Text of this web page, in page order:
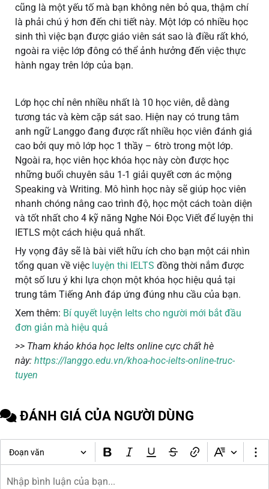
cũng là một yếu tố mà bạn không nên bỏ qua, thậm chí
là phải chú ý hơn đến chi tiết này. Một lớp có nhiều học
sinh thì việc bạn được giáo viên sát sao là điều rất khó,
ngoài ra việc lớp đông có thể ảnh hưởng đến việc thực
hành ngay trên lớp của bạn.
Lớp học chỉ nên nhiều nhất là 10 học viên, dễ dàng
tương tác và kèm cặp sát sao. Hiện nay có trung tâm
anh ngữ Langgo đang được rất nhiều học viên đánh giá
cao bởi quy mô lớp học 1 thầy – 6trò trong một lớp.
Ngoài ra, học viên học khóa học này còn được học
những buổi chuyên sâu 1-1 giải quyết cơn ác mộng
Speaking và Writing. Mô hình học này sẽ giúp học viên
nhanh chóng nâng cao trình độ, học một cách toàn diện
và tốt nhất cho 4 kỹ năng Nghe Nói Đọc Viết để luyện thi
IETLS một cách hiệu quả nhất.
Hy vọng đây sẽ là bài viết hữu ích cho bạn một cái nhìn
tổng quan về việc luyện thi IELTS đồng thời nắm được
một số lưu ý khi lựa chọn một khóa học hiệu quả tại
trung tâm Tiếng Anh đáp ứng đúng nhu cầu của bạn.
Xem thêm: Bí quyết luyện Ielts cho người mới bắt đầu
đơn giản mà hiệu quả
>> Tham khảo khóa học Ielts online cực chất hè
này: https://langgo.edu.vn/khoa-hoc-ielts-online-truc-
tuyen
ĐÁNH GIÁ CỦA NGƯỜI DÙNG
Đoạn văn